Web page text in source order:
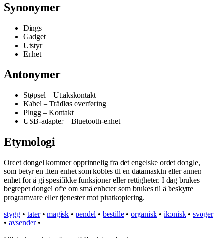
Synonymer
Dings
Gadget
Utstyr
Enhet
Antonymer
Støpsel – Uttakskontakt
Kabel – Trådløs overføring
Plugg – Kontakt
USB-adapter – Bluetooth-enhet
Etymologi
Ordet dongel kommer opprinnelig fra det engelske ordet dongle,
som betyr en liten enhet som kobles til en datamaskin eller annen
enhet for å gi spesifikke funksjoner eller rettigheter. I dag brukes
begrepet dongel ofte om små enheter som brukes til å beskytte
programvare eller tjenester mot piratkopiering.
stygg • tater• magisk • pendel • bestille • organisk • ikonisk • svoger
• avsender•